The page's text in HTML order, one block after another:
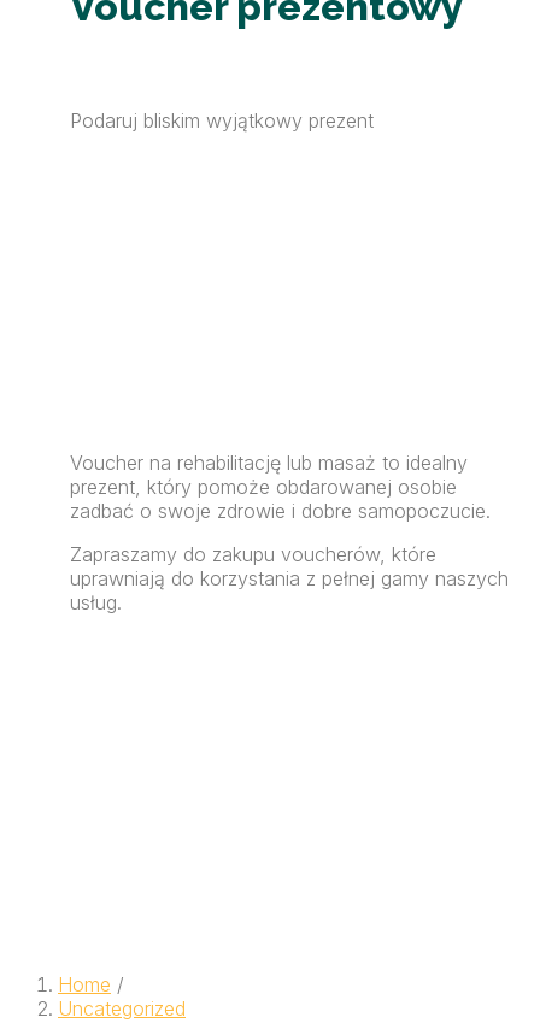
Podaruj bliskim wyjątkowy prezent
Voucher na rehabilitację lub masaż to idealny
prezent, który pomoże obdarowanej osobie
zadbać o swoje zdrowie i dobre samopoczucie.
Zapraszamy do zakupu voucherów, które
uprawniają do korzystania z pełnej gamy naszych
usług.
Home /
Uncategorized